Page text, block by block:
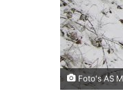
Foto's AS